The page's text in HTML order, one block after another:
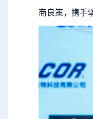
商良策，携手